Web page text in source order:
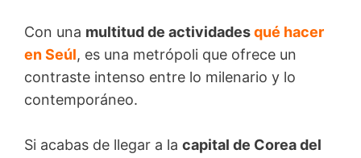
Con una multitud de actividadesqué hacer
en Seúl, es una metrópoli que ofrece un
contraste intenso entre lo milenario y lo
contemporáneo.
Si acabas de llegar a la capital de Corea del